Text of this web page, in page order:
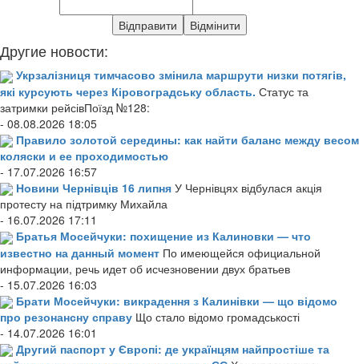
Другие новости:
Укрзалізниця тимчасово змінила маршрути низки потягів,
які курсують через Кіровоградську область. Статус та
затримки рейсівПоїзд №128:
- 08.08.2026 18:05
Правило золотой середины: как найти баланс между весом
коляски и ее проходимостью
- 17.07.2026 16:57
Новини Чернівців 16 липня У Чернівцях відбулася акція
протесту на підтримку Михайла
- 16.07.2026 17:11
Братья Мосейчуки: похищение из Калиновки — что
известно на данный момент По имеющейся официальной
информации, речь идет об исчезновении двух братьев
- 15.07.2026 16:03
Брати Мосейчуки: викрадення з Калинівки — що відомо
про резонансну справу Що стало відомо громадськості
- 14.07.2026 16:01
Другий паспорт у Європі: де українцям найпростіше та